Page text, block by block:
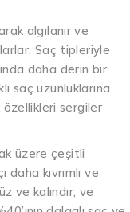
algılanır ve
Saç tipleriyle
daha derin bir
saç uzunluklarına
özellikleri sergiler
üzere çeşitli
kıvrımlı ve
ve kalındır; ve